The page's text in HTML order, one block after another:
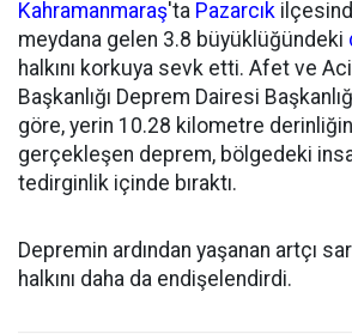
Kahramanmaraş'ta Pazarcık
meydana gelen 3.8 büyüklüğündeki
halkını korkuya sevk etti. Afet ve
Başkanlığı Deprem Dairesi
göre, yerin 10.28 kilometre
gerçekleşen deprem, bölgedeki
tedirginlik içinde bıraktı.
Depremin ardından yaşanan artçı
halkını daha da endişelendirdi.